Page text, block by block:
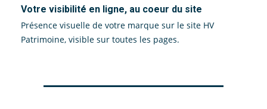
Votre visibilité en ligne, au coeur du site
Présence visuelle de votre marque sur le site HV
Patrimoine, visible sur toutes les pages.